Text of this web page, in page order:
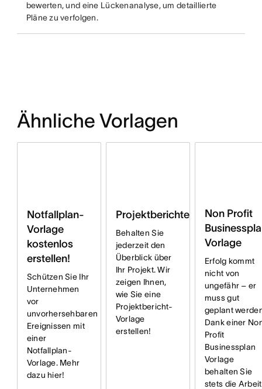
bewerten, und eine Lückenanalyse, um detaillierte
Pläne zu verfolgen.
Ähnliche Vorlagen
Notfallplan-
Vorlage
kostenlos
erstellen!
Schützen Sie Ihr
Unternehmen
vor
unvorhersehbaren
Ereignissen mit
einer
Notfallplan-
Vorlage. Mehr
dazu hier!
Projektberichte
Behalten Sie
jederzeit den
Überblick über
Ihr Projekt. Wir
zeigen Ihnen,
wie Sie eine
Projektbericht-
Vorlage
erstellen!
Non Profit
Vorlage
Erfolg kommt
nicht von
ungefähr – er
muss gut
geplant
Dank einer
Profit
Businessplan
Vorlage
behalten Sie
stets die Arbeit